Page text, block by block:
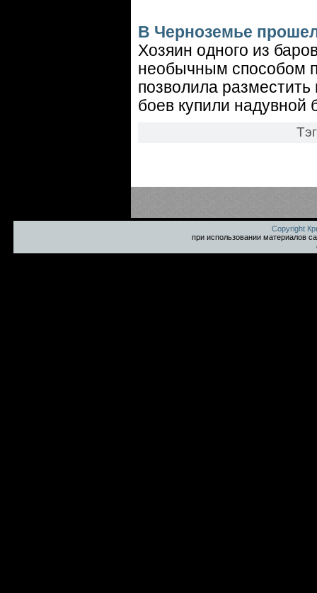
В Черноземье
Хозяин одного из
необычным способом
позволила
боев купили надувной
Copyright
при использовании материалов